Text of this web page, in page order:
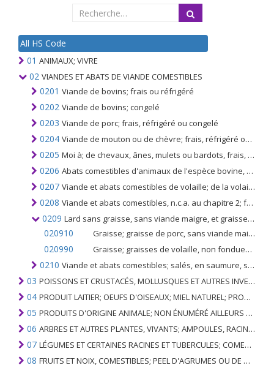
All HS Code
01 ANIMAUX; VIVRE
02 VIANDES ET ABATS DE VIANDE COMESTIBLES
0201 Viande de bovins; frais ou réfrigéré
0202 Viande de bovins; congelé
0203 Viande de porc; frais, réfrigéré ou congelé
0204 Viande de mouton ou de chèvre; frais, réfrigéré ou congelé
0205 Moi à; de chevaux, ânes, mulets ou bardots, frais, réfrigérés ou congelés
0206 Abats comestibles d'animaux de l'espèce bovine, porcine, ovine, caprine, chevaline, asine, mulet ou bardane; frais, réfrigéré ou congelé
0207 Viande et abats comestibles de volaille; de la volaille du no. 0105, (c'est-à-dire des volailles de l'espèce Gallus domesticus), frais, réfrigérés ou congelés
0208 Viande et abats comestibles, n.c.a. au chapitre 2; frais, réfrigéré ou congelé
0209 Lard sans graisse, sans viande maigre, et graisse de volailles, non fondus ni autrement extraits, frais, réfrigérés, congelés, salés ou en saumure, séchés ou fumés
020910 Graisse; graisse de porc, sans viande maigre, non fondue ni autrement extraite, fraîche, réfrigérée, congelée, salée, en saumure, séchée ou fumée
020990 Graisse; graisses de volaille, non fondues ni autrement extraites, fraîches, réfrigérées, congelées, salées ou en saumure, séchées ou fumées
0210 Viande et abats comestibles; salés, en saumure, séchés ou fumés; farines et poudres comestibles de viandes ou d'abats
03 POISSONS ET CRUSTACÉS, MOLLUSQUES ET AUTRES INVERTÉBRÉS AQUATIQUES
04 PRODUIT LAITIER; OEUFS D'OISEAUX; MIEL NATUREL; PRODUITS COMESTIBLES D'ORIGINE ANIMALE, NON ÉNUMÉRÉS AILLEURS OU INCLUS
05 PRODUITS D'ORIGINE ANIMALE; NON ÉNUMÉRÉ AILLEURS OU INCLUS
06 ARBRES ET AUTRES PLANTES, VIVANTS; AMPOULES, RACINES ET ANALOGUES; FLEURS COUPEES ET FEUILLAGE ORNEMENTAL
07 LÉGUMES ET CERTAINES RACINES ET TUBERCULES; COMESTIBLE
08 FRUITS ET NOIX, COMESTIBLES; PEEL D'AGRUMES OU DE MELONS